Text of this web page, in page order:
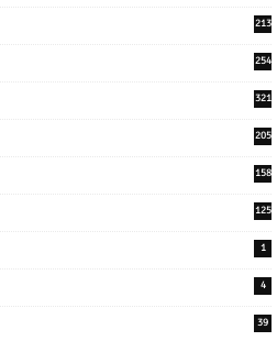
213
254
321
205
158
125
1
4
39